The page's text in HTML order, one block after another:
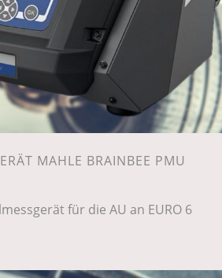
MAHLE BRAINBEE PMU
für die AU an EURO 6